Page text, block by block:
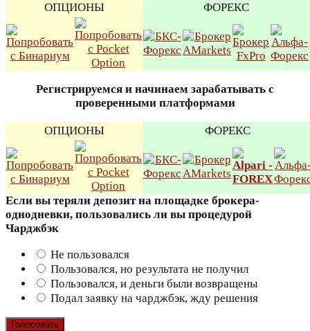
ОПЦИОНЫ ФОРЕКС
Регистрируемся и начинаем зарабатывать с
проверенными платформами
ОПЦИОНЫ ФОРЕКС
Если вы теряли депозит на площадке брокера-
однодневки, пользовались ли вы процедурой
Чарджбэк
Не пользовался
Пользовался, но результата не получил
Пользовался, и деньги были возвращены
Подал заявку на чарджбэк, жду решения